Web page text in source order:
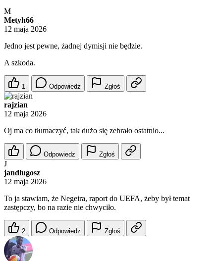
M
Metyh66
12 maja 2026
Jedno jest pewne, żadnej dymisji nie będzie.
A szkoda.
1 Odpowiedz Zgłoś
rajzian
12 maja 2026
Oj ma co tłumaczyć, tak dużo się zebrało ostatnio...
Odpowiedz Zgłoś
J
jandlugosz
12 maja 2026
To ja stawiam, że Negeira, raport do UEFA, żeby był temat
zastępczy, bo na razie nie chwyciło.
2 Odpowiedz Zgłoś